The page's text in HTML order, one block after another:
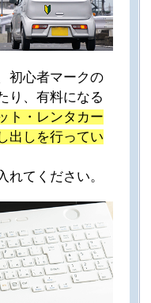
初心者マークの
り、有料になる
ト・レンタカー
出しを行ってい
れてください。